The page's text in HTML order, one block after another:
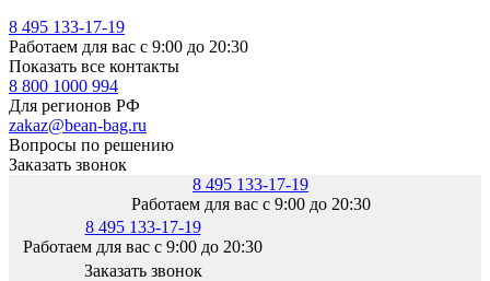
8 495 133-17-19
Работаем для вас с 9:00 до 20:30
Показать все контакты
8 800 1000 994
Для регионов РФ
zakaz@bean-bag.ru
Вопросы по решению
Заказать звонок
8 495 133-17-19
Работаем для вас с 9:00 до 20:30
8 495 133-17-19
Работаем для вас с 9:00 до 20:30
Заказать звонок